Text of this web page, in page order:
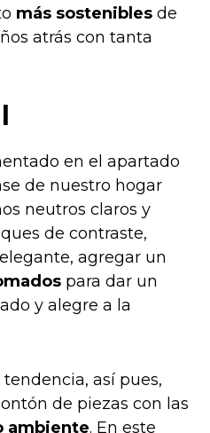
más sostenibles de
atrás con tanta
en el apartado
de nuestro hogar
neutros claros y
de contraste,
agregar un
para dar un
y alegre a la
tendencia, así pues,
de piezas con las
ambiente. En este